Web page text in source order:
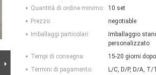
Quantità di ordine minimo:
10 set
Prezzo:
negotiable
Imballaggi particolari:
Imballaggio
personalizzato
Tempi di consegna:
15-20 giorni
Termini di pagamento:
L/C, D/P, D/A, T/